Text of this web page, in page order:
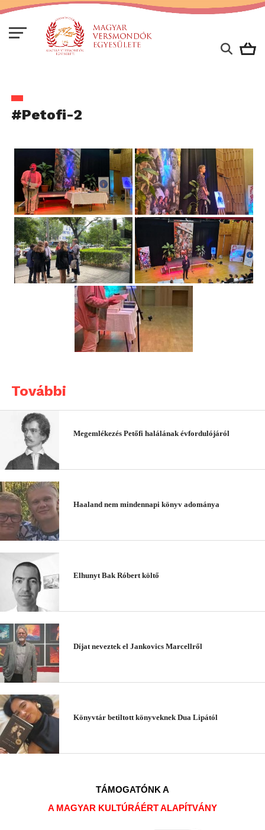
#Petofi-2
További
Megemlékezés Petőfi halálának évfordulójáról
Haaland nem mindennapi könyv adománya
Elhunyt Bak Róbert költő
Díjat neveztek el Jankovics Marcellről
Könyvtár betiltott könyveknek Dua Lipától
TÁMOGATÓNK A
A MAGYAR KULTÚRÁÉRT ALAPÍTVÁNY